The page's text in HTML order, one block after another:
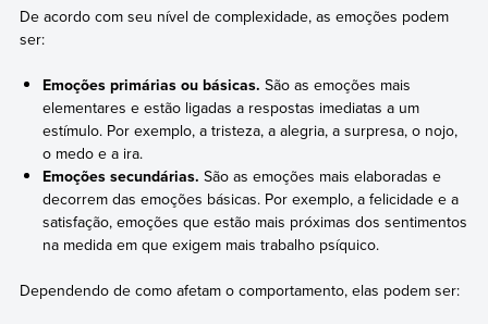
De acordo com seu nível de complexidade, as emoções podem
ser:
Emoções primárias ou básicas. São as emoções mais
elementares e estão ligadas a respostas imediatas a um
estímulo. Por exemplo, a tristeza, a alegria, a surpresa, o nojo,
o medo e a ira.
Emoções secundárias. São as emoções mais elaboradas e
decorrem das emoções básicas. Por exemplo, a felicidade e a
satisfação, emoções que estão mais próximas dos sentimentos
na medida em que exigem mais trabalho psíquico.
Dependendo de como afetam o comportamento, elas podem ser: